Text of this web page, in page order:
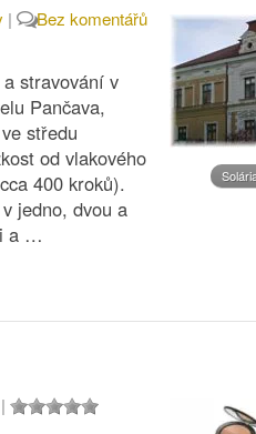
|
Bez komentářů
stravování v
Pančava,
středu
od vlakového
400 kroků).
jedno, dvou a
a …
|